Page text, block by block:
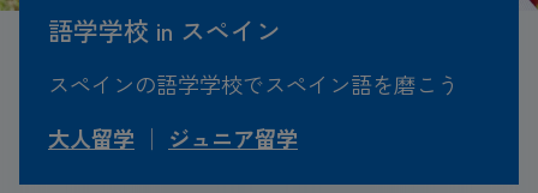
語学学校 in スペイン
スペインの語学学校でスペイン語を磨こう
大人留学 │ ジュニア留学